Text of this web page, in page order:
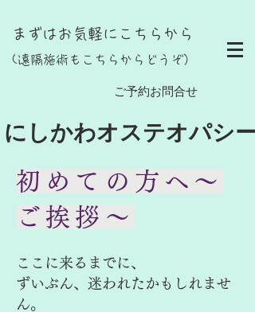
ご予約お問合せ
にしかわオステオパシー
まずはお気軽にこちらから
(遠隔施術もこちらからどうぞ）
初めての方へ～
ご挨拶～
ここに来るまでに、
ずいぶん、迷われたかもしれませ
ん。